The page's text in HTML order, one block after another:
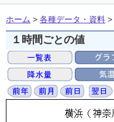
ホーム > 各種データ・資料 >
１時間ごとの値